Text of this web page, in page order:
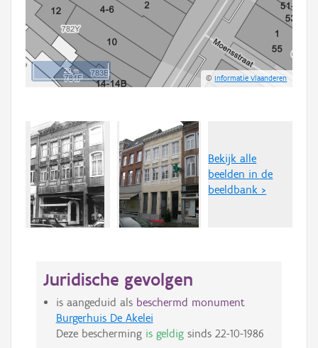
20 m
©Informatie Vlaanderen
Bekijk alle
beelden in de
beeldbank >
Juridische gevolgen
is aangeduid als beschermd monument
Burgerhuis De Akelei
Deze bescherming is geldigsinds 22-10-1986